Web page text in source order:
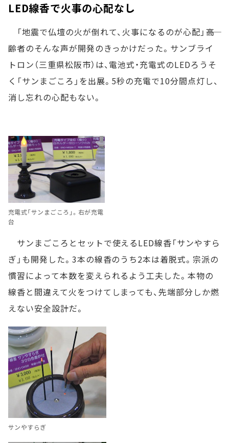
LED線香で火事の心配なし
「地震で仏壇の火が倒れて、火事になるのが心配」――高
齢者のそんな声が開発のきっかけだった。サンブライ
トロン（三重県松阪市）は、電池式・充電式のLEDろうそ
く「サンまごころ」を出展。5秒の充電で10分間点灯し、
消し忘れの心配もない。
充電式「サンまごころ」。右が充電
台
サンまごころとセットで使えるLED線香「サンやすら
ぎ」も開発した。3本の線香のうち2本は着脱式。宗派の
慣習によって本数を変えられるよう工夫した。本物の
線香と間違えて火をつけてしまっても、先端部分しか燃
えない安全設計だ。
サンやすらぎ